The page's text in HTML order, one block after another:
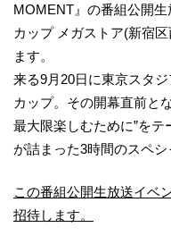
MOMENT』の番組公開
カップ メガストア(新宿
ます。
来る9月20日に東京スタ
カップ。その開幕直前と
最大限楽しむために”を
が詰まった3時間のスペシ
この番組公開生放送イベ
招待します。